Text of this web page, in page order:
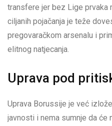
transfere jer bez Lige prvaka
ciljanih pojačanja je teže
pregovaračkom arsenalu i
elitnog natjecanja.
Uprava pod
Uprava Borussije je već
javnosti i nema sumnje da će